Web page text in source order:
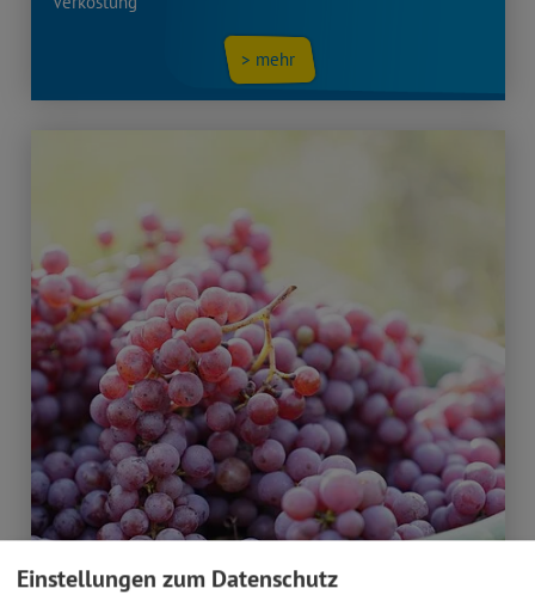
> mehr
Einstellungen zum Datenschutz